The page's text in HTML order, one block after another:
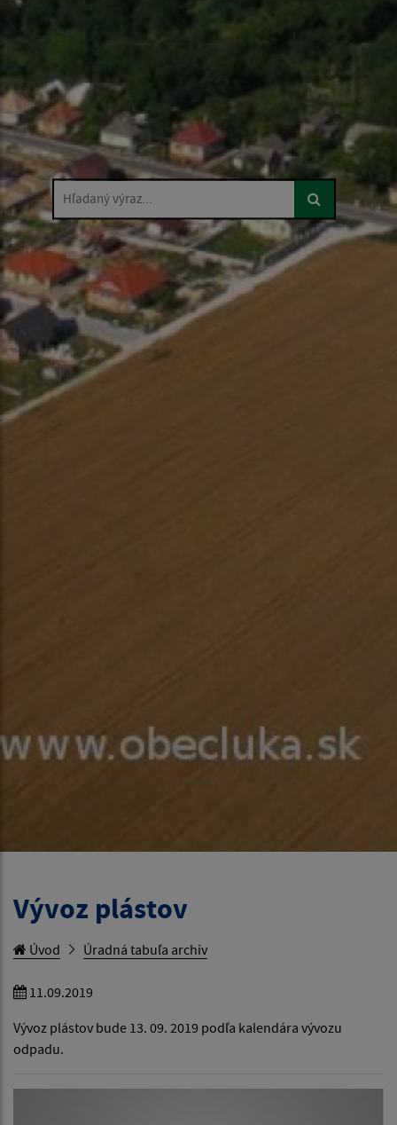
Hľadaný výraz...
Vývoz plástov
Úvod Úradná tabuľa archív
11.09.2019
Vývoz plástov bude 13. 09. 2019 podľa kalendára vývozu
odpadu.